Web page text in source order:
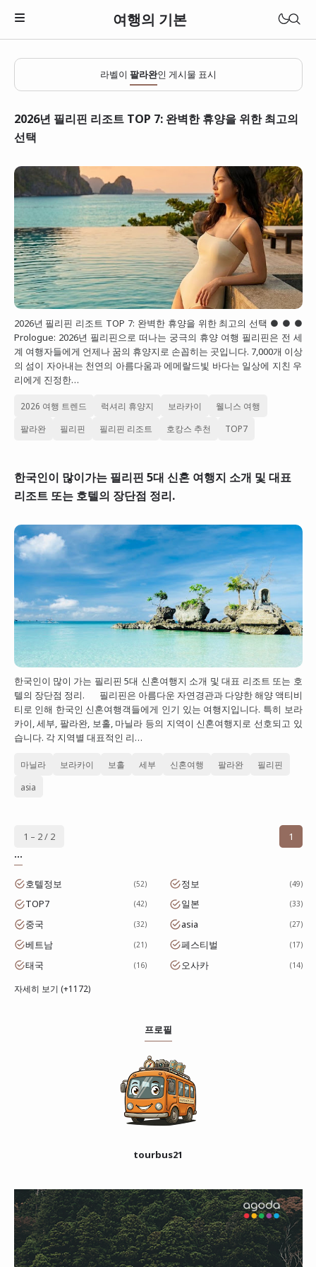
여행의 기본
일본
베트남
태국
대만
프랑스
이탈리아
스위스
스페인
라벨이 팔라완인 게시물 표시
2026년 필리핀 리조트 TOP 7: 완벽한 휴양을 위한 최고의
선택
2026년 필리핀 리조트 TOP 7: 완벽한 휴양을 위한 최고의 선택 ● ● ●
Prologue: 2026년 필리핀으로 떠나는 궁극의 휴양 여행 필리핀은 전 세
계 여행자들에게 언제나 꿈의 휴양지로 손꼽히는 곳입니다. 7,000개 이상
의 섬이 자아내는 천연의 아름다움과 에메랄드빛 바다는 일상에 지친 우
리에게 진정한…
2026 여행 트렌드 럭셔리 휴양지 보라카이 웰니스 여행
팔라완 필리핀 필리핀 리조트 호캉스 추천 TOP7
한국인이 많이가는 필리핀 5대 신혼 여행지 소개 및 대표
리조트 또는 호텔의 장단점 정리.
한국인이 많이 가는 필리핀 5대 신혼여행지 소개 및 대표 리조트 또는 호
텔의 장단점 정리. 필리핀은 아름다운 자연경관과 다양한 해양 액티비
티로 인해 한국인 신혼여행객들에게 인기 있는 여행지입니다. 특히 보라
카이, 세부, 팔라완, 보홀, 마닐라 등의 지역이 신혼여행지로 선호되고 있
습니다. 각 지역별 대표적인 리…
마닐라 보라카이 보홀 세부 신혼여행 팔라완 필리핀
asia
1 – 2 / 2
1
...
호텔정보 52 정보 49
TOP7 42 일본 33
중국 32 asia 27
베트남 21 페스티벌 17
태국 16 오사카 14
자세히 보기 (+1172)
프로필
tourbus21